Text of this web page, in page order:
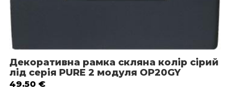
Декоративна рамка скляна колір сірий
лід серія PURE 2 модуля OP20GY
49.50 €